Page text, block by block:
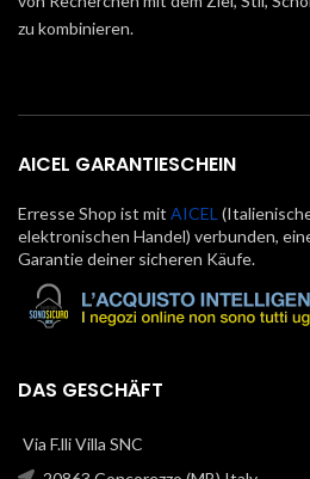
zu kombinieren.
AICEL GARANTIESCHEIN
Erresse Shop ist mit AICEL
elektronischen Handel) verbunden,
Garantie deiner sicheren Käufe.
DAS GESCHÄFT
Via F.lli Villa SNC